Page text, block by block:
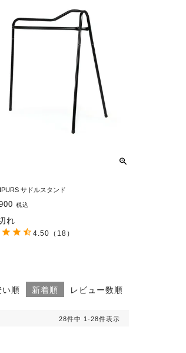
サドルスタンド
税込
れ
4.50 （18）
い順 新着順 レビュー数順
28件中 1 -28件表示